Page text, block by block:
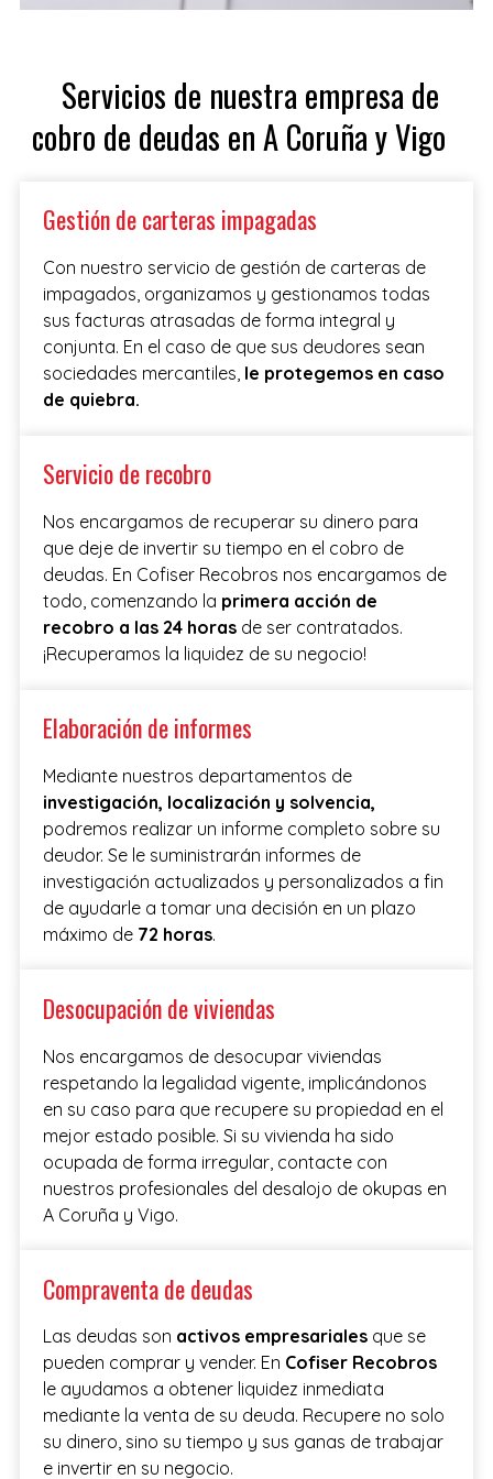
Servicios de nuestra empresa de
cobro de deudas en A Coruña y Vigo
Gestión de carteras impagadas
Con nuestro servicio de gestión de carteras de
impagados, organizamos y gestionamos todas
sus facturas atrasadas de forma integral y
conjunta. En el caso de que sus deudores sean
sociedades mercantiles, le protegemos en caso
de quiebra.
Servicio de recobro
Nos encargamos de recuperar su dinero para
que deje de invertir su tiempo en el cobro de
deudas. En Cofiser Recobros nos encargamos de
todo, comenzando la primera acción de
recobro a las 24 horasde ser contratados.
¡Recuperamos la liquidez de su negocio!
Elaboración de informes
Mediante nuestros departamentos de
investigación, localización y solvencia,
podremos realizar un informe completo sobre su
deudor. Se le suministrarán informes de
investigación actualizados y personalizados a fin
de ayudarle a tomar una decisión en un plazo
máximo de 72 horas.
Desocupación de viviendas
Nos encargamos de desocupar viviendas
respetando la legalidad vigente, implicándonos
en su caso para que recupere su propiedad en el
mejor estado posible. Si su vivienda ha sido
ocupada de forma irregular, contacte con
nuestros profesionales del desalojo de okupas en
A Coruña y Vigo.
Compraventa de deudas
Las deudas son activos empresarialesque se
pueden comprar y vender. En Cofiser Recobros
le ayudamos a obtener liquidez inmediata
mediante la venta de su deuda. Recupere no solo
su dinero, sino su tiempo y sus ganas de trabajar
e invertir en su negocio.